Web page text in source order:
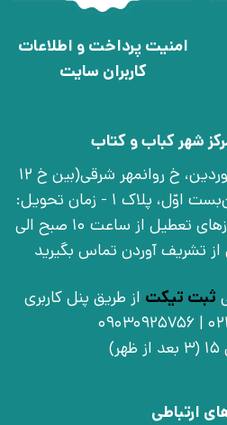
امنیت پرداخت و اطلاعات
کاربران سایت
شهر کباب و کتاب
تهران، خ انقلاب، خ 12 فروردین، خ روانمهر شرقی(بین خ 12
فروردین و خ فخر رازی)، بن‌بست اوّل، پلاک 1 - زمان تحویل:
شنبه تا چهارشنبه به جز روزهای تعطیل از ساعت 10 صبح الی
ثبت تیکت از طریق پنل کاربری
ارتباطی